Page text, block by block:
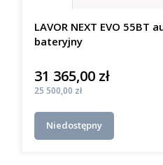
LAVOR NEXT EVO 55BT
bateryjny
Cena
31 365,00 zł
Cena
25 500,00 zł
Niedostępny